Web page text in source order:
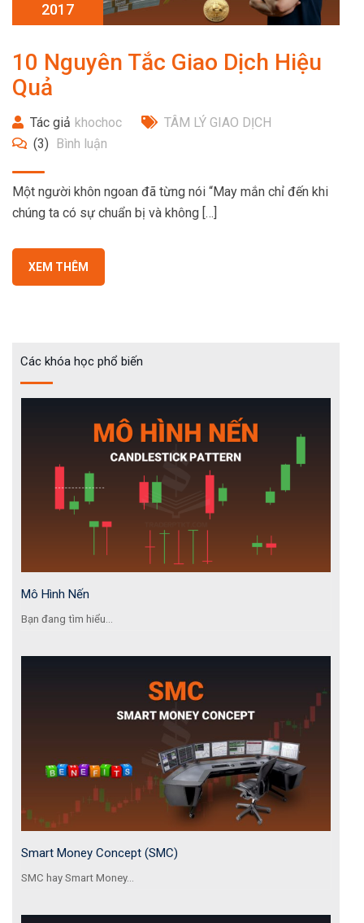
2017
10 Nguyên Tắc Giao Dịch Hiệu
Quả
Tác giả khochoc
TÂM LÝ GIAO DỊCH
(3) Bình luận
Một người khôn ngoan đã từng nói “May mắn chỉ đến khi
chúng ta có sự chuẩn bị và không […]
XEM THÊM
Các khóa học phổ biến
Mô Hình Nến
Bạn đang tìm hiểu...
Smart Money Concept (SMC)
SMC hay Smart Money...